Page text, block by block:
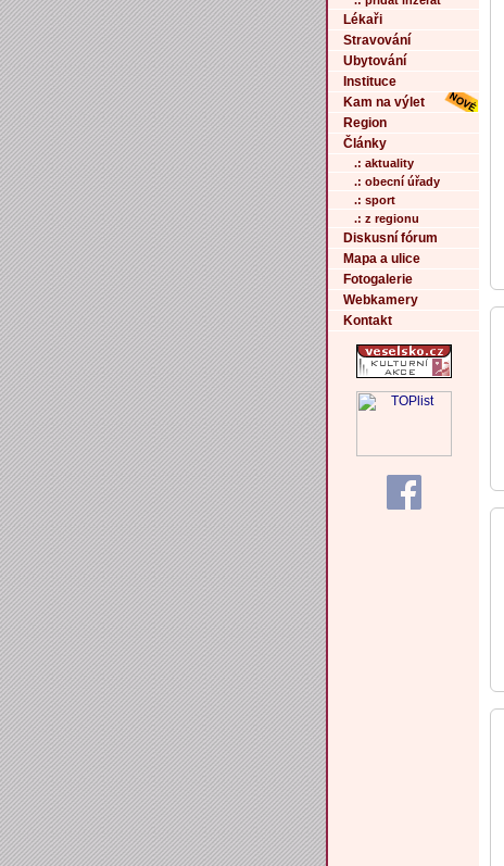
Lékaři
Stravování
Ubytování
Instituce
Kam na výlet
Region
Články
.: aktuality
.: obecní úřady
.: sport
.: z regionu
Diskusní fórum
Mapa a ulice
Fotogalerie
Webkamery
Kontakt